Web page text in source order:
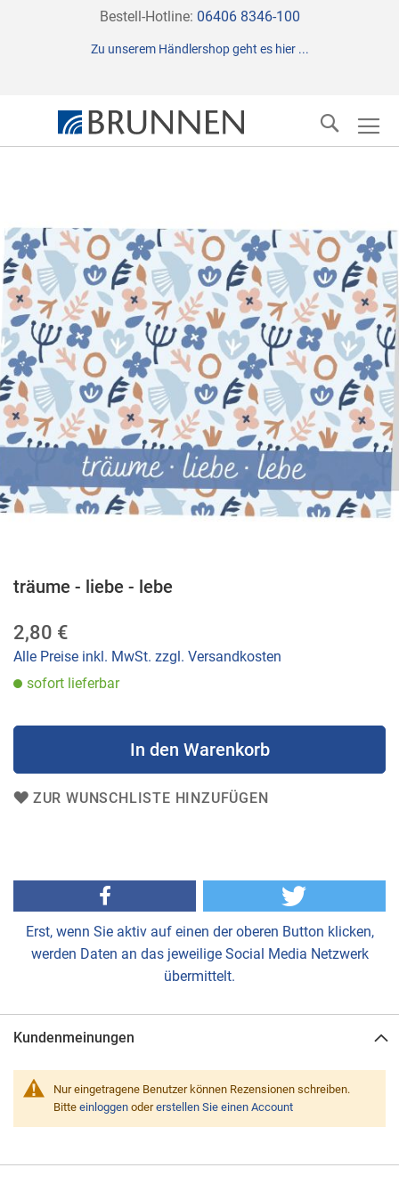
Direkt
Inhalt
Bestell-Hotline: 06406 8346-100
Zu unserem Händlershop geht es hier ...
Suche
träume - liebe - lebe
2,80 €
Alle Preise inkl. MwSt. zzgl. Versandkosten
sofort lieferbar
In den Warenkorb
ZUR WUNSCHLISTE HINZUFÜGEN
Erst, wenn Sie aktiv auf einen der oberen Button klicken,
werden Daten an das jeweilige Social Media Netzwerk
übermittelt.
Kundenmeinungen
Nur eingetragene Benutzer können Rezensionen schreiben.
Bitte einloggen odererstellen Sie einen Account